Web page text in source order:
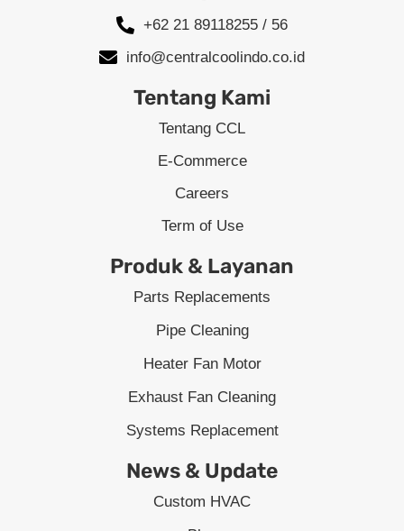
+62 21 89118255 / 56
info@centralcoolindo.co.id
Tentang Kami
Tentang CCL
E-Commerce
Careers
Term of Use
Produk & Layanan
Parts Replacements
Pipe Cleaning
Heater Fan Motor
Exhaust Fan Cleaning
Systems Replacement
News & Update
Custom HVAC